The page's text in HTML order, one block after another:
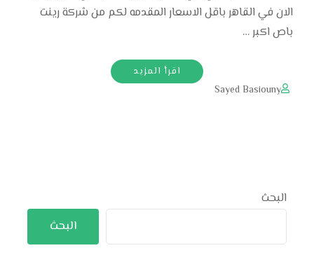
الان في القاهر باقل الاسعار المقدمه لكم من شركة رينت
باص اكبر …
اقرأ المزيد
Sayed Basiouny
البحث
البحث